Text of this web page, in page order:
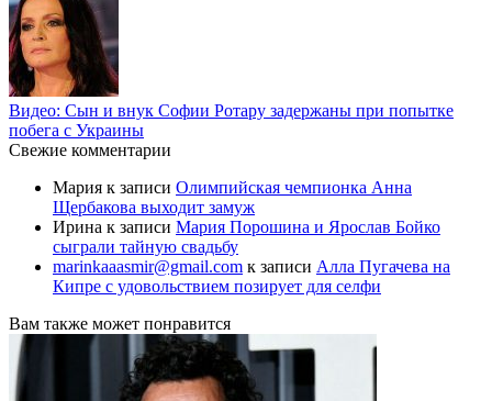
Видео: Сын и внук Софии Ротару задержаны при попытке
побега с Украины
Свежие комментарии
Мария к записи Олимпийская чемпионка Анна
Щербакова выходит замуж
Ирина к записи Мария Порошина и Ярослав Бойко
сыграли тайную свадьбу
marinkaaasmir@gmail.com к записи Алла Пугачева на
Кипре с удовольствием позирует для селфи
Вам также может понравится